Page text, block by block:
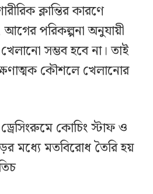
ক্লান্তির কারণে
পরিকল্পনা অনুযায়ী
সম্ভব হবে না। তাই
কৌশলে খেলানোর
ড্রেসিংরুমে কোচিং স্টাফ ও
মধ্যে মতবিরোধ তৈরি হয়